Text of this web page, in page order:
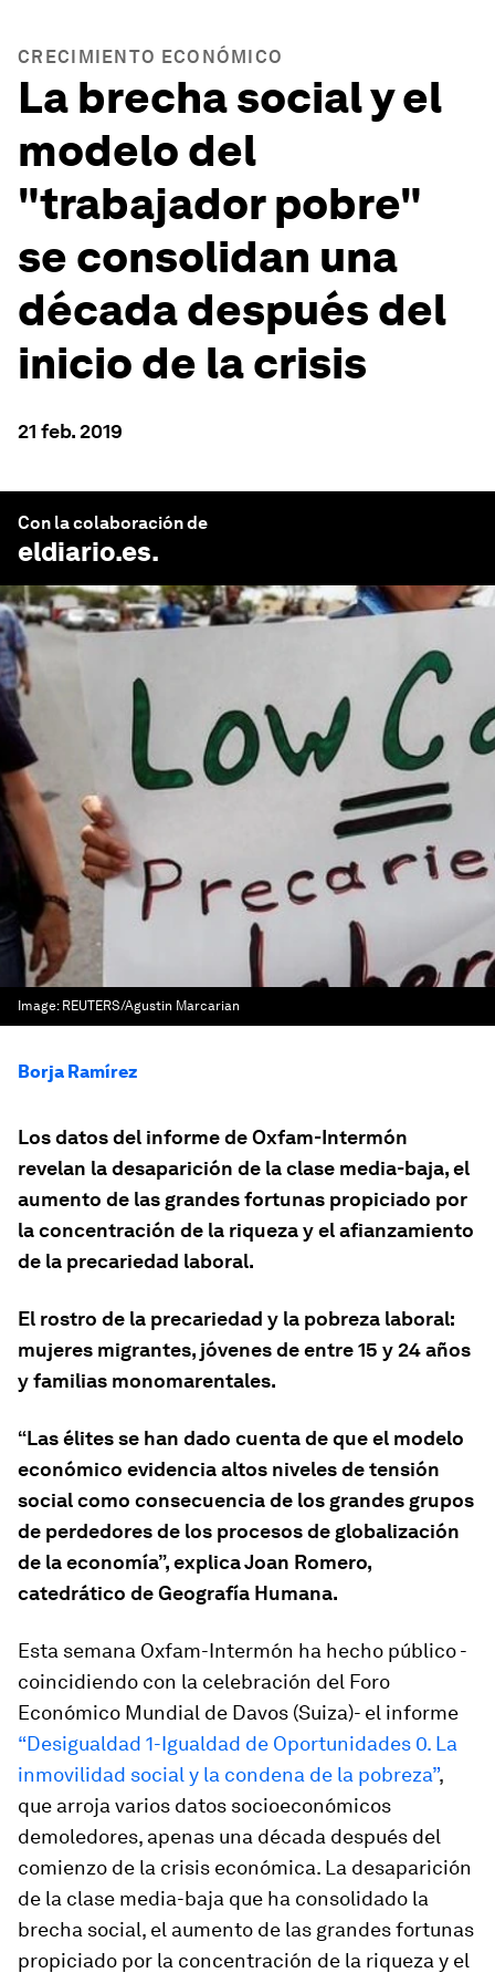
CRECIMIENTO ECONÓMICO
La brecha social y el
modelo del
"trabajador pobre"
se consolidan una
década después del
inicio de la crisis
21 feb. 2019
Con la colaboración de
eldiario.es.
Image: REUTERS/Agustin Marcarian
Borja Ramírez
Los datos del informe de Oxfam-Intermón
revelan la desaparición de la clase media-baja, el
aumento de las grandes fortunas propiciado por
la concentración de la riqueza y el afianzamiento
de la precariedad laboral.
El rostro de la precariedad y la pobreza laboral:
mujeres migrantes, jóvenes de entre 15 y 24 años
y familias monomarentales.
“Las élites se han dado cuenta de que el modelo
económico evidencia altos niveles de tensión
social como consecuencia de los grandes grupos
de perdedores de los procesos de globalización
de la economía”, explica Joan Romero,
catedrático de Geografía Humana.
Esta semana Oxfam-Intermón ha hecho público -
coincidiendo con la celebración del Foro
Económico Mundial de Davos (Suiza)- el informe
“Desigualdad 1-Igualdad de Oportunidades 0. La
inmovilidad social y la condena de la pobreza”,
que arroja varios datos socioeconómicos
demoledores, apenas una década después del
comienzo de la crisis económica. La desaparición
de la clase media-baja que ha consolidado la
brecha social, el aumento de las grandes fortunas
propiciado por la concentración de la riqueza y el